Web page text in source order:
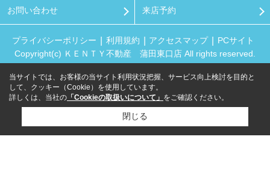
お問い合わせ 来店予約
プライバシーポリシー 利用規約 アクセスマップ
PCサイト
Copyright(c) ＫＥＮＴＹ不動産 蒲田東口店 All rights reserved.
当サイトでは、お客様の当サイト利用状況把握、サービス向上検討を目的と
して、クッキー（Cookie）を使用しています。
詳しくは、当社の 「Cookieの取扱いについて」 をご確認ください。
閉じる